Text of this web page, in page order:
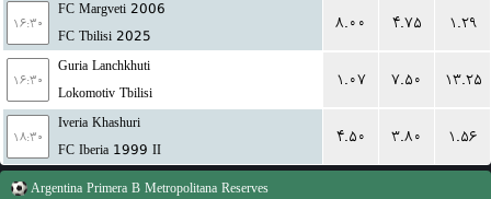
۱۶:۳۰
FC Margveti 2006
FC Tbilisi 2025
۸.۰۰ ۴.۷۵ ۱.۲۹
۱۶:۳۰
Guria Lanchkhuti
Lokomotiv Tbilisi
۱.۰۷ ۷.۵۰ ۱۳.۲۵
۱۸:۳۰
Iveria Khashuri
FC Iberia 1999 II
۴.۵۰ ۳.۸۰ ۱.۵۶
Argentina Primera B Metropolitana Reserves